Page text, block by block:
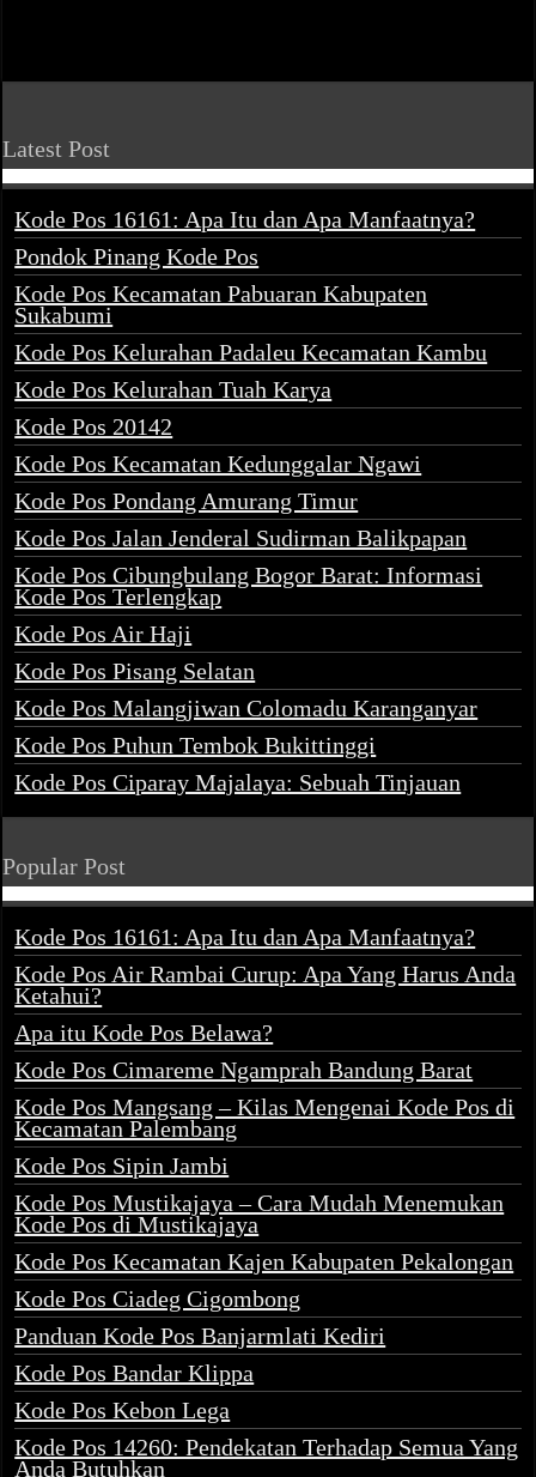
Latest Post
Kode Pos 16161: Apa Itu dan Apa Manfaatnya?
Pondok Pinang Kode Pos
Kode Pos Kecamatan Pabuaran Kabupaten
Sukabumi
Kode Pos Kelurahan Padaleu Kecamatan Kambu
Kode Pos Kelurahan Tuah Karya
Kode Pos 20142
Kode Pos Kecamatan Kedunggalar Ngawi
Kode Pos Pondang Amurang Timur
Kode Pos Jalan Jenderal Sudirman Balikpapan
Kode Pos Cibungbulang Bogor Barat: Informasi
Kode Pos Terlengkap
Kode Pos Air Haji
Kode Pos Pisang Selatan
Kode Pos Malangjiwan Colomadu Karanganyar
Kode Pos Puhun Tembok Bukittinggi
Kode Pos Ciparay Majalaya: Sebuah Tinjauan
Popular Post
Kode Pos 16161: Apa Itu dan Apa Manfaatnya?
Kode Pos Air Rambai Curup: Apa Yang Harus Anda
Ketahui?
Apa itu Kode Pos Belawa?
Kode Pos Cimareme Ngamprah Bandung Barat
Kode Pos Mangsang – Kilas Mengenai Kode Pos di
Kecamatan Palembang
Kode Pos Sipin Jambi
Kode Pos Mustikajaya – Cara Mudah Menemukan
Kode Pos di Mustikajaya
Kode Pos Kecamatan Kajen Kabupaten Pekalongan
Kode Pos Ciadeg Cigombong
Panduan Kode Pos Banjarmlati Kediri
Kode Pos Bandar Klippa
Kode Pos Kebon Lega
Kode Pos 14260: Pendekatan Terhadap Semua Yang
Anda Butuhkan